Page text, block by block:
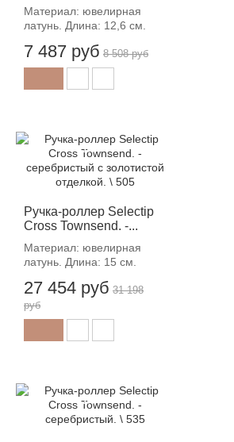
Материал: ювелирная
латунь. Длина: 12,6 см.
7 487 руб 8 508 руб
Ручка-роллер Selectip
Cross Townsend. -...
Материал: ювелирная
латунь. Длина: 15 см.
27 454 руб
-12%
31 198
руб
-12%